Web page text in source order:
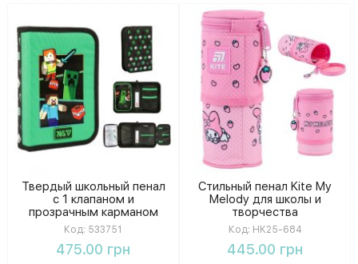
Твердый школьный пенал
с 1 клапаном и
прозрачным карманом
Minecraft Game
Код: 533751
475.00 грн
Стильный пенал Kite My
Melody для школы и
творчества
Код: HK25-684
445.00 грн